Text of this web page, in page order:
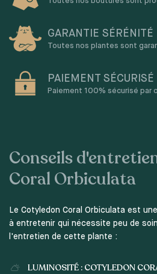
GARANTIE SÉRÉNITÉ
Toutes nos plantes sont
PAIEMENT SÉCURISÉ
Paiement 100% sécurisé par
Conseils
Coral Orbiculata
Le Cotyledon Coral Orbiculata est
à entretenir qui nécessite peu de
l'entretien de cette plante :
LUMINOSITÉ : COTYLEDON